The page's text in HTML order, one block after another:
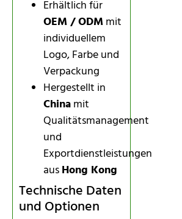
Erhältlich für
OEM / ODMmit
individuellem
Logo, Farbe und
Verpackung
Hergestellt in
Chinamit
Qualitätsmanagement
und
Exportdienstleistungen
ausHong Kong
Technische Daten
und Optionen